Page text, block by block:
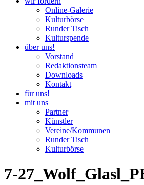
Online-Galerie
Kulturbörse
Runder Tisch
Kulturspende
über uns!
Vorstand
Redaktionsteam
Downloads
Kontakt
für uns!
mit uns
Partner
Künstler
Vereine/Kommunen
Runder Tisch
Kulturbörse
7-